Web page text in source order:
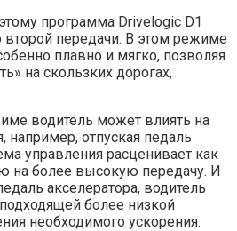
программа Drivelogic D1
второй передачи. В этом режиме
плавно и мягко, позволяя
на скользких дорогах,
водитель может влиять на
например, отпуская педаль
управления расценивает как
на более высокую передачу. И
акселератора, водитель
более низкой
необходимого ускорения.